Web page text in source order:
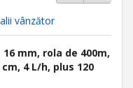
vânzător
mm, rola de 400m,
4 L/h, plus 120